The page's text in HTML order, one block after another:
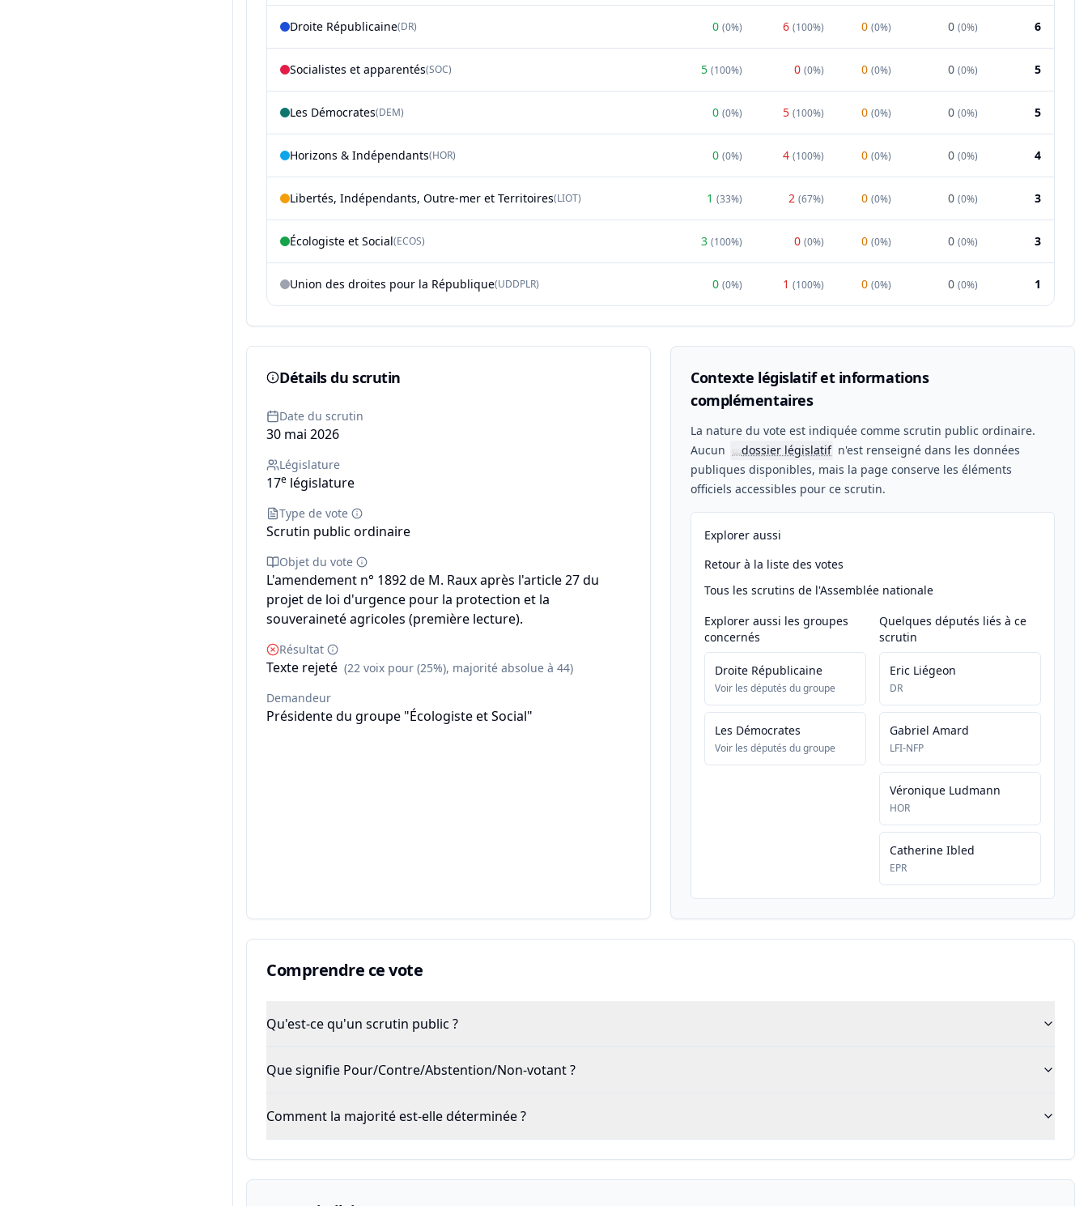
Droite Républicaine(DR) 0 (0%) 6 (100%) 0 (0%) 0 (0%) 6
Socialistes et apparentés(SOC) 5 (100%) 0 (0%) 0 (0%) 0 (0%) 5
Les Démocrates(DEM) 0 (0%) 5 (100%) 0 (0%) 0 (0%) 5
Horizons & Indépendants(HOR) 0 (0%) 4 (100%) 0 (0%) 0 (0%) 4
Libertés, Indépendants, Outre-mer et Territoires(LIOT) 1 (33%) 2 (67%) 0 (0%) 0 (0%) 3
Écologiste et Social(ECOS) 3 (100%) 0 (0%) 0 (0%) 0 (0%) 3
Union des droites pour la République(UDDPLR) 0 (0%) 1 (100%) 0 (0%) 0 (0%) 1
Détails du scrutin
Date du scrutin
30 mai 2026
Législature
17e législature
Type de vote
Scrutin public ordinaire
Objet du vote
L'amendement n° 1892 de M. Raux après l'article 27 du
projet de loi d'urgence pour la protection et la
souveraineté agricoles (première lecture).
Résultat
Texte rejeté (22 voix pour (25%), majorité absolue à 44)
Demandeur
Présidente du groupe "Écologiste et Social"
Contexte législatif et informations
complémentaires
La nature du vote est indiquée comme scrutin public ordinaire.
Aucun
📖dossier législatif n'est renseigné dans les données
publiques disponibles, mais la page conserve les éléments
officiels accessibles pour ce scrutin.
Explorer aussi
Retour à la liste des votes
Tous les scrutins de l'Assemblée nationale
Explorer aussi les groupes
concernés
Droite Républicaine
Voir les députés du groupe
Les Démocrates
Voir les députés du groupe
Quelques députés liés à ce
scrutin
Eric Liégeon
DR
Gabriel Amard
LFI-NFP
Véronique Ludmann
HOR
Catherine Ibled
EPR
Comprendre ce vote
Qu'est-ce qu'un scrutin public ?
Que signifie Pour/Contre/Abstention/Non-votant ?
Comment la majorité est-elle déterminée ?